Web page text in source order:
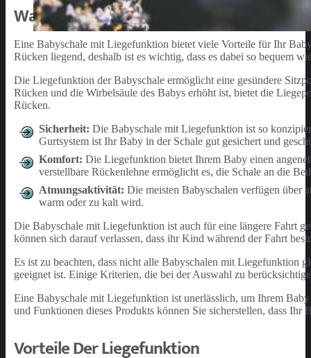
Warum Eine Babyschale Mit
Eine Babyschale mit Liegefunktion bietet viele Vorteile für Ihr
Rücken liegend, deshalb ist es wichtig, dass es dabei so bequem
Die Liegefunktion der Babyschale ermöglicht eine gesündere
Rücken und die Wirbelsäule des Babys erhöht ist, bietet die
Rücken.
Sicherheit: Die Babyschale mit Liegefunktion ist so
Gurtsystem ist Ihr Baby in der Schale gut gesichert und
Komfort: Die Liegefunktion bietet Ihrem Baby einen
verstellbare Rückenlehne ermöglicht es, die Schale an die
Atmungsaktivität: Die meisten Babyschalen verfügen über
warm oder zu kalt wird.
Die Babyschale mit Liegefunktion ist auch für eine längere Fahrt
können sich darauf verlassen, dass ihr Kind während der Fahrt
Es ist zu beachten, dass nicht alle Babyschalen mit Liegefunktion
geeignet ist. Einige Kriterien, die bei der Auswahl zu
Eine Babyschale mit Liegefunktion ist unerlässlich, um Ihrem
und Funktionen dieses Produkts können Sie sicherstellen, dass
Vorteile Der Liegefunktion